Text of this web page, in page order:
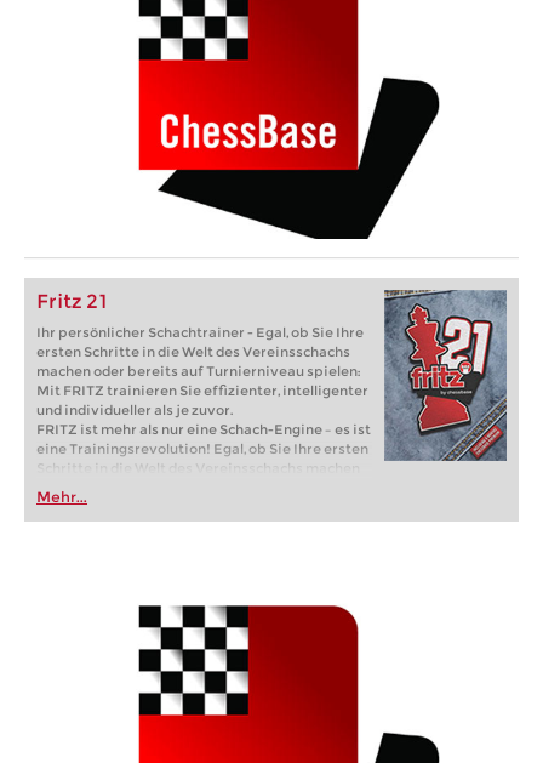
Fritz 21
Ihr persönlicher Schachtrainer - Egal, ob Sie Ihre
ersten Schritte in die Welt des Vereinsschachs
machen oder bereits auf Turnierniveau spielen:
Mit FRITZ trainieren Sie effizienter, intelligenter
und individueller als je zuvor.
FRITZ ist mehr als nur eine Schach-Engine – es ist
eine Trainingsrevolution! Egal, ob Sie Ihre ersten
Schritte in die Welt des Vereinsschachs machen
oder bereits auf Turnierniveau spielen: Mit
FRITZ trainieren Sie effizienter, intelligenter und
individueller als je zuvor.
Mehr...